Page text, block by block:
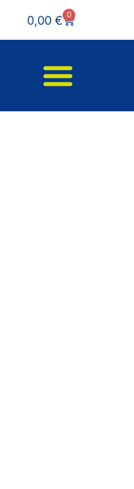
0,00 € 0